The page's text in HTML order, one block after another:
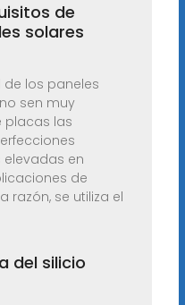
de
solares
los paneles
sen muy
placas las
en
de
razón, se utiliza el
del silicio